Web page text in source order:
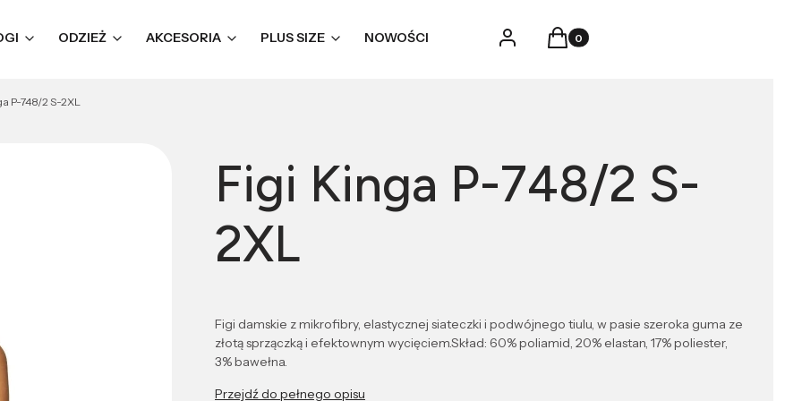
ODZIEŻ AKCESORIA PLUS SIZE NOWOŚCI Zaloguj sięProdukty w koszyku: 0. Zobacz
Koszyk
P-748/2 S-2XL
Figi Kinga P-748/2 S-
2XL
Figi damskie z mikrofibry, elastycznej siateczki i podwójnego tiulu, w pasie szeroka guma ze
złotą sprzączką i efektownym wycięciem.Skład: 60% poliamid, 20% elastan, 17% poliester,
3% bawełna.
Przejdź do pełnego opisu